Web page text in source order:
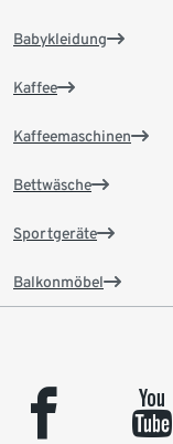
Babykleidung
Kaffee
Kaffeemaschinen
Bettwäsche
Sportgeräte
Balkonmöbel
facebook youtube